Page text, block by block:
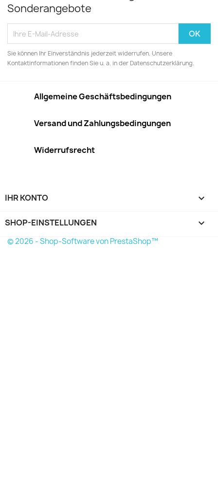
Sonderangebote
Sie können Ihr Einverständnis jederzeit widerrufen. Unsere
Kontaktinformationen finden Sie u. a. in der Datenschutzerklärung.
Allgemeine Geschäftsbedingungen
Versand und Zahlungsbedingungen
Widerrufsrecht
IHR KONTO 
SHOP-EINSTELLUNGEN keyboard_arrow_down
© 2026 - Shop-Software von PrestaShop™